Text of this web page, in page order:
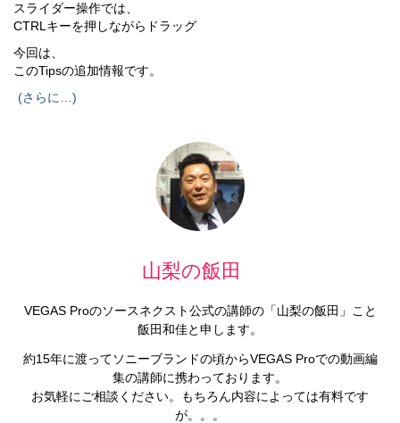
スライダー操作では、
CTRLキーを押しながらドラッグ
今回は、
このTipsの追加情報です。
(さらに…)
山梨の飯田
VEGAS Proのソースネクスト公式の講師の「山梨の飯田」こと
飯田和佳と申します。
約15年に渡ってソニーブランドの頃からVEGAS Proでの動画編
集の講師に携わっております。
お気軽にご相談ください。もちろん内容によっては有料です
が。。。